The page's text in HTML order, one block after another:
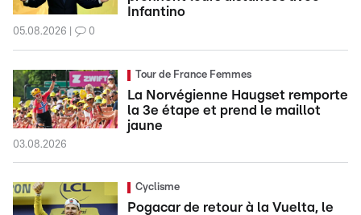
Infantino
05.08.2026 0
Tour de France Femmes
La Norvégienne Haugset remporte
la 3e étape et prend le maillot
jaune
03.08.2026
Cyclisme
Pogacar de retour à la Vuelta, le